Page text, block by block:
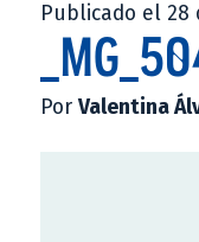
Publicado el 28
PorValentina